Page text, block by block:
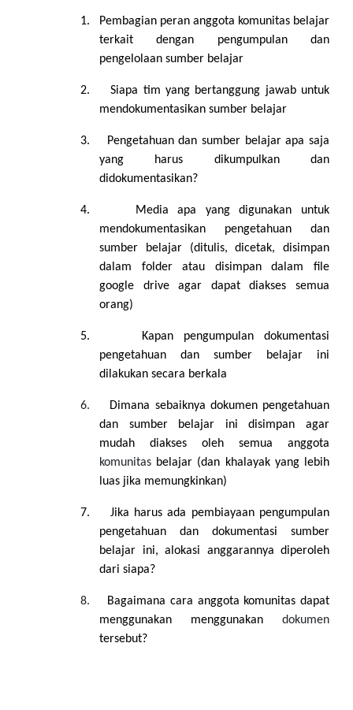
1.
Pembagian peran anggota komunitas belajar
terkait dengan pengumpulan dan
pengelolaan sumber belajar
2.
Siapa tim yang bertanggung jawab untuk
mendokumentasikan sumber belajar
3.
Pengetahuan dan sumber belajar apa saja
yang harus dikumpulkan dan
didokumentasikan?
4.
Media apa yang digunakan untuk
mendokumentasikan pengetahuan dan
sumber belajar (ditulis, dicetak, disimpan
dalam folder atau disimpan dalam file
google drive agar dapat diakses semua
orang)
5.
Kapan pengumpulan dokumentasi
pengetahuan dan sumber belajar ini
dilakukan secara berkala
6.
Dimana sebaiknya dokumen pengetahuan
dan sumber belajar ini disimpan agar
mudah diakses oleh semua anggota
komunitas belajar (dan khalayak yang lebih
luas jika memungkinkan)
7.
Jika harus ada pembiayaan pengumpulan
pengetahuan dan dokumentasi sumber
belajar ini, alokasi anggarannya diperoleh
dari siapa?
8.
Bagaimana cara anggota komunitas dapat
menggunakan menggunakan dokumen
tersebut?